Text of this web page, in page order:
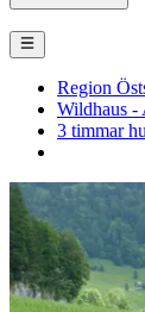
Region
Wildhaus -
3 timmar